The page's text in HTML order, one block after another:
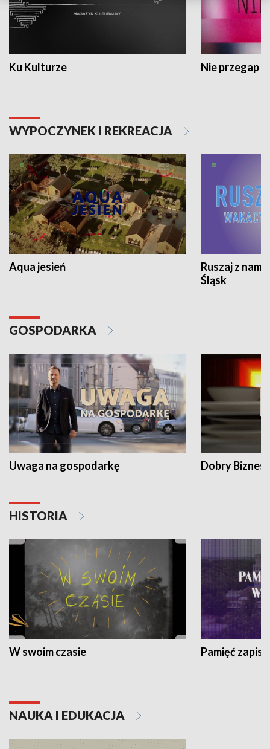
Ku Kulturze Nie przegap
WYPOCZYNEK I REKREACJA
Aqua jesień
Ruszaj z
Śląsk
GOSPODARKA
Uwaga na gospodarkę Dobry Biznes
HISTORIA
W swoim czasie Pamięć
NAUKA I EDUKACJA